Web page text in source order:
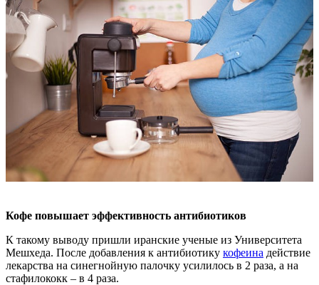
Кофе повышает эффективность антибиотиков
К такому выводу пришли иранские ученые из Университета
Мешхеда. После добавления к антибиотику кофеина действие
лекарства на синегнойную палочку усилилось в 2 раза, а на
стафилококк – в 4 раза.